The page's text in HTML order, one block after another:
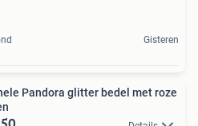
Gisteren
Pandora glitter bedel met roze